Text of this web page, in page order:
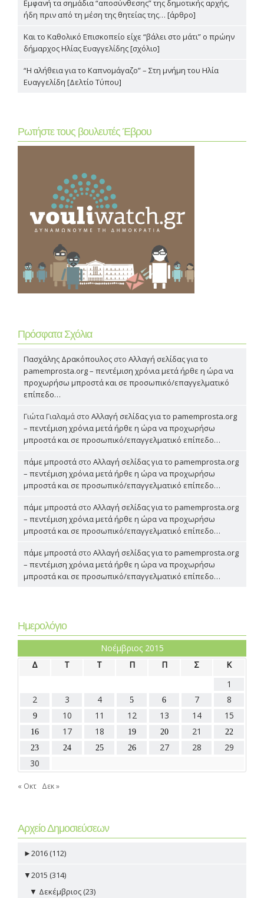
Εμφανή τα σημάδια “αποσύνθεσης” της δημοτικής αρχής,
ήδη πριν από τη μέση της θητείας της… [άρθρο]
Και το Καθολικό Επισκοπείο είχε “βάλει στο μάτι” ο πρώην
δήμαρχος Ηλίας Ευαγγελίδης [σχόλιο]
“Η αλήθεια για το Καπνομάγαζο” – Στη μνήμη του Ηλία
Ευαγγελίδη [Δελτίο Τύπου]
Ρωτήστε τους βουλευτές Έβρου
Πρόσφατα Σχόλια
Πασχάλης Δρακόπουλος στο Αλλαγή σελίδας για το
pamemprosta.org – πεντέμιση χρόνια μετά ήρθε η ώρα να
προχωρήσω μπροστά και σε προσωπικό/επαγγελματικό
επίπεδο…
Γιώτα Γιαλαμά στο Αλλαγή σελίδας για το pamemprosta.org
– πεντέμιση χρόνια μετά ήρθε η ώρα να προχωρήσω
μπροστά και σε προσωπικό/επαγγελματικό επίπεδο…
πάμε μπροστά στο Αλλαγή σελίδας για το pamemprosta.org
– πεντέμιση χρόνια μετά ήρθε η ώρα να προχωρήσω
μπροστά και σε προσωπικό/επαγγελματικό επίπεδο…
πάμε μπροστά στο Αλλαγή σελίδας για το pamemprosta.org
– πεντέμιση χρόνια μετά ήρθε η ώρα να προχωρήσω
μπροστά και σε προσωπικό/επαγγελματικό επίπεδο…
πάμε μπροστά στο Αλλαγή σελίδας για το pamemprosta.org
– πεντέμιση χρόνια μετά ήρθε η ώρα να προχωρήσω
μπροστά και σε προσωπικό/επαγγελματικό επίπεδο…
Ημερολόγιο
Νοέμβριος 2015
Δ
Τ Τ Π Π Σ
Κ
1
2
3 4 5 6 7 8
9 10 11 12 13 14 15
16 17 18 19 20 21
22
23
24 25 26 27 28
29
30
« Οκτ Δεκ »
Αρχείο Δημοσιεύσεων
►2016 (112)
▼2015 (314)
▼ Δεκέμβριος (23)